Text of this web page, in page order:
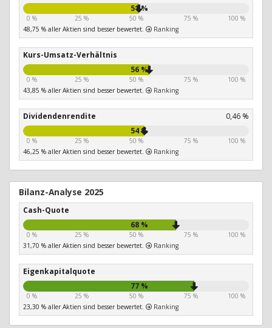
51 %
0 % 25 % 50 % 75 %
100 %
48,75 % aller Aktien sind besser bewertet.
Ranking
Kurs-Umsatz-Verhältnis
56 %
0 % 25 % 50 % 75 %
100 %
43,85 % aller Aktien sind besser bewertet.
Ranking
Dividendenrendite
0,46 %
54 %
0 % 25 % 50 % 75 %
100 %
46,25 % aller Aktien sind besser bewertet.
Ranking
Bilanz-Analyse 2025
Cash-Quote
68 %
0 % 25 % 50 % 75 %
100 %
31,70 % aller Aktien sind besser bewertet.
Ranking
Eigenkapitalquote
77 %
0 % 25 % 50 % 75 %
100 %
23,30 % aller Aktien sind besser bewertet.
Ranking